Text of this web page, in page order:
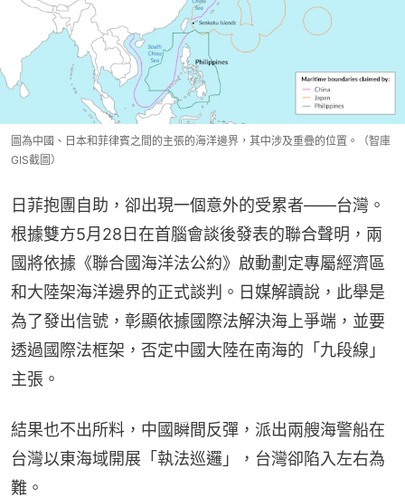
圖為中國、日本和菲律賓之間的主張的海洋邊界，其中涉及重疊的位置。（智庫
GIS截圖）
日菲抱團自助，卻出現一個意外的受累者——台灣。
根據雙方5月28日在首腦會談後發表的聯合聲明，兩
國將依據《聯合國海洋法公約》啟動劃定專屬經濟區
和大陸架海洋邊界的正式談判。日媒解讀說，此舉是
為了發出信號，彰顯依據國際法解決海上爭端，並要
透過國際法框架，否定中國大陸在南海的「九段線」
主張。
結果也不出所料，中國瞬間反彈，派出兩艘海警船在
台灣以東海域開展「執法巡邏」，台灣卻陷入左右為
難。